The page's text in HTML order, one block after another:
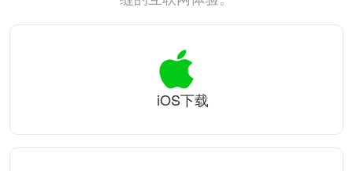
iOS下载